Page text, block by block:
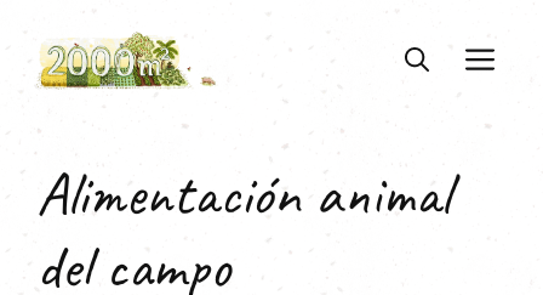
contenido
Alimentación animal
del campo